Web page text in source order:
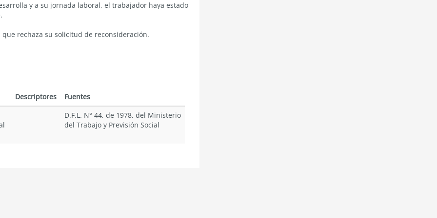
y a su jornada laboral, el trabajador haya estado
rechaza su solicitud de reconsideración.
Descriptores Fuentes
D.F.L. N° 44, de 1978, del Ministerio
del Trabajo y Previsión Social